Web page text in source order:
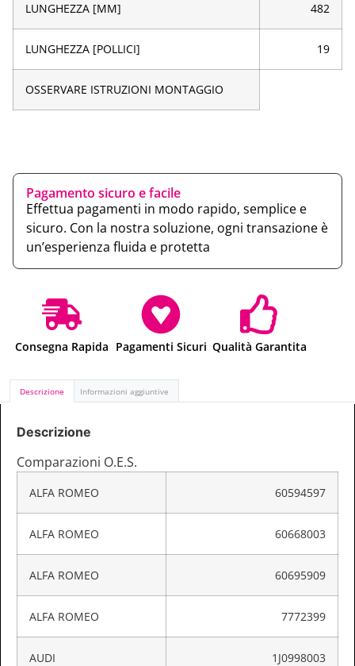
LUNGHEZZA [MM] 482
LUNGHEZZA [POLLICI] 19
OSSERVARE ISTRUZIONI MONTAGGIO
Pagamento sicuro e facile
Effettua pagamenti in modo rapido, semplice e
sicuro. Con la nostra soluzione, ogni transazione è
un’esperienza fluida e protetta
Consegna Rapida Pagamenti Sicuri Qualità Garantita
Descrizione Informazioni aggiuntive
Descrizione
Comparazioni O.E.S.
ALFA ROMEO 60594597
ALFA ROMEO 60668003
ALFA ROMEO 60695909
ALFA ROMEO 7772399
AUDI 1J0998003